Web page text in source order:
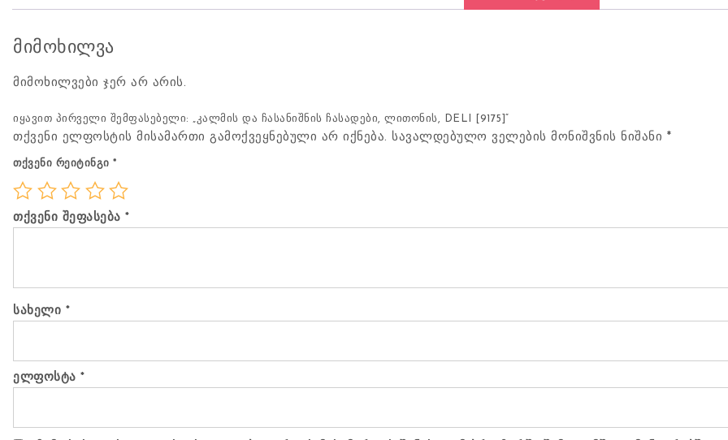
მიმოხილვა
მიმოხილვები ჯერ არ არის.
იყავით პირველი შემფასებელი: „კალმის და ჩასანიშნის ჩასადები, ლითონის, DELI [9175]“
თქვენი ელფოსტის მისამართი გამოქვეყნებული არ იქნება. სავალდებულო ველების მონიშვნის ნიშანი *
თქვენი რეიტინგი *
თქვენი შეფასება *
სახელი *
ელფოსტა *